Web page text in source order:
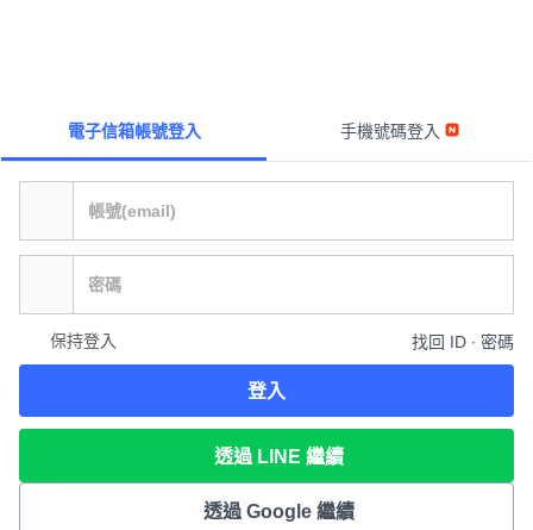
電子信箱帳號登入 手機號碼登入
保持登入 找回 ID ∙ 密碼
登入
透過 LINE 繼續
透過 Google 繼續